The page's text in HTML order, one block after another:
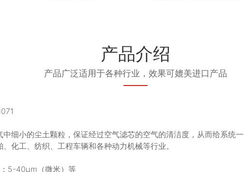
产品介绍
产品广泛适用于各种行业，效果可媲美进口产品
细小的尘土颗粒，保证经过空气滤芯的空气的清洁度，从而给系统
化工、纺织、工程车辆和各种动力机械等行业。
5-40μm（微米）等